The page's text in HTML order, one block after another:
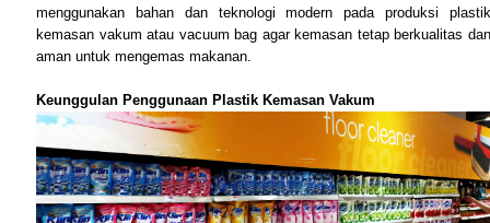
menggunakan bahan dan teknologi modern pada produksi plastik
kemasan vakum atau vacuum bag agar kemasan tetap berkualitas dan
aman untuk mengemas makanan.
Keunggulan Penggunaan Plastik Kemasan Vakum